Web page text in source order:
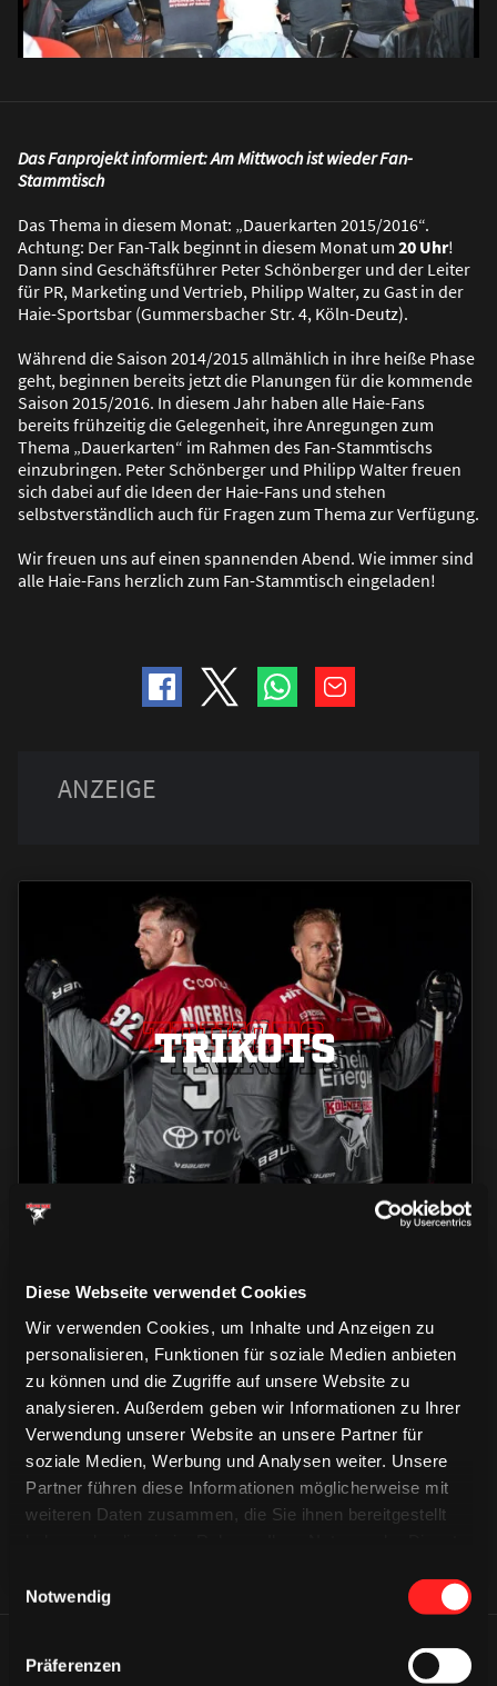
Diese Webseite verwendet Cookies
Wir verwenden Cookies, um Inhalte und Anzeigen zu
personalisieren, Funktionen für soziale Medien anbieten
zu können und die Zugriffe auf unsere Website zu
analysieren. Außerdem geben wir Informationen zu Ihrer
Verwendung unserer Website an unsere Partner für
soziale Medien, Werbung und Analysen weiter. Unsere
Partner führen diese Informationen möglicherweise mit
weiteren Daten zusammen, die Sie ihnen bereitgestellt
Notwendig
Präferenzen
Das Fanprojekt informiert: Am Mittwoch ist wieder Fan-
Stammtisch
Das Thema in diesem Monat: „Dauerkarten 2015/2016“.
Achtung: Der Fan-Talk beginnt in diesem Monat um 20 Uhr!
Dann sind Geschäftsführer Peter Schönberger und der Leiter
für PR, Marketing und Vertrieb, Philipp Walter, zu Gast in der
Haie-Sportsbar (Gummersbacher Str. 4, Köln-Deutz).
Während die Saison 2014/2015 allmählich in ihre heiße Phase
geht, beginnen bereits jetzt die Planungen für die kommende
Saison 2015/2016. In diesem Jahr haben alle Haie-Fans
bereits frühzeitig die Gelegenheit, ihre Anregungen zum
Thema „Dauerkarten“ im Rahmen des Fan-Stammtischs
einzubringen. Peter Schönberger und Philipp Walter freuen
sich dabei auf die Ideen der Haie-Fans und stehen
selbstverständlich auch für Fragen zum Thema zur Verfügung.
Wir freuen uns auf einen spannenden Abend. Wie immer sind
alle Haie-Fans herzlich zum Fan-Stammtisch eingeladen!
TRIKOTS
TRIKOTS
TRIKOTS
CAPS & CO
CAPS & CO
CAPS & CO
ÄHNLICHE NEWS